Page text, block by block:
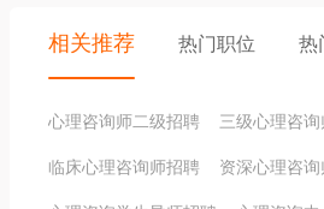
相关推荐 热门职位 热
心理咨询师二级招聘 三级心理咨
临床心理咨询师招聘 资深心理咨